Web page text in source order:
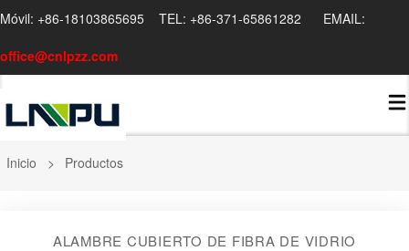
Móvil: +86-18103865695 TEL: +86-371-65861282 EMAIL:
office@cnlpzz.com
Inicio > Productos
ALAMBRE CUBIERTO DE FIBRA DE VIDRIO